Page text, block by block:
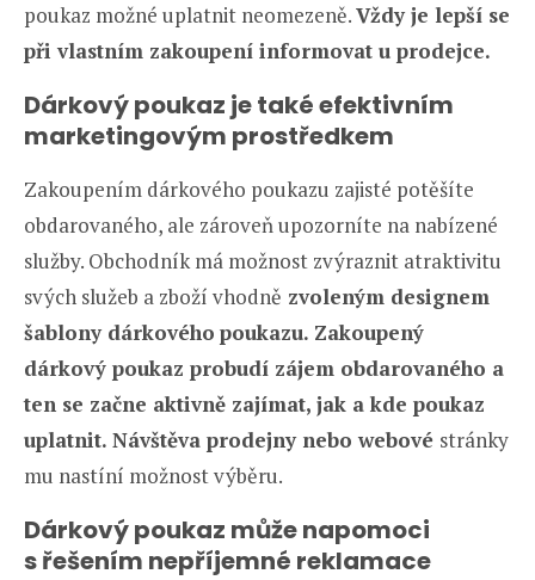
poukaz možné uplatnit neomezeně.Vždy je lepší se
při vlastním zakoupení informovat u prodejce.
Dárkový poukaz je také efektivním
marketingovým prostředkem
Zakoupením dárkového poukazu zajisté potěšíte
obdarovaného, ale zároveň upozorníte na nabízené
služby. Obchodník má možnost zvýraznit atraktivitu
svých služeb a zboží vhodně zvoleným designem
šablony dárkového poukazu. Zakoupený
dárkový poukaz probudí zájem obdarovaného a
ten se začne aktivně zajímat, jak a kde poukaz
uplatnit. Návštěva prodejny nebo webové stránky
mu nastíní možnost výběru.
Dárkový poukaz může napomoci
s řešením nepříjemné reklamace